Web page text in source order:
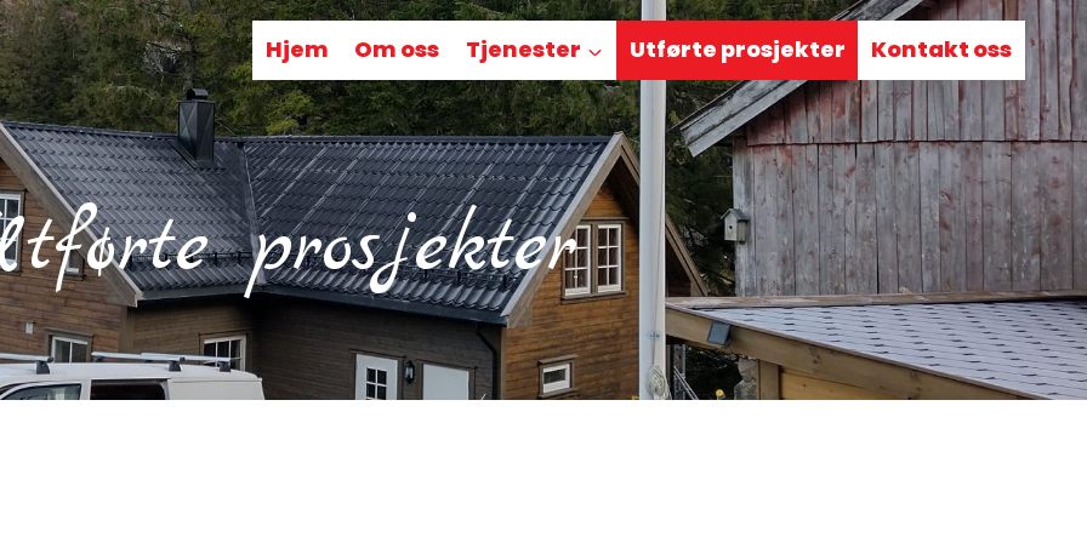
Hjem Om oss Tjenester Utførte prosjekter Kontakt oss
prosjekter